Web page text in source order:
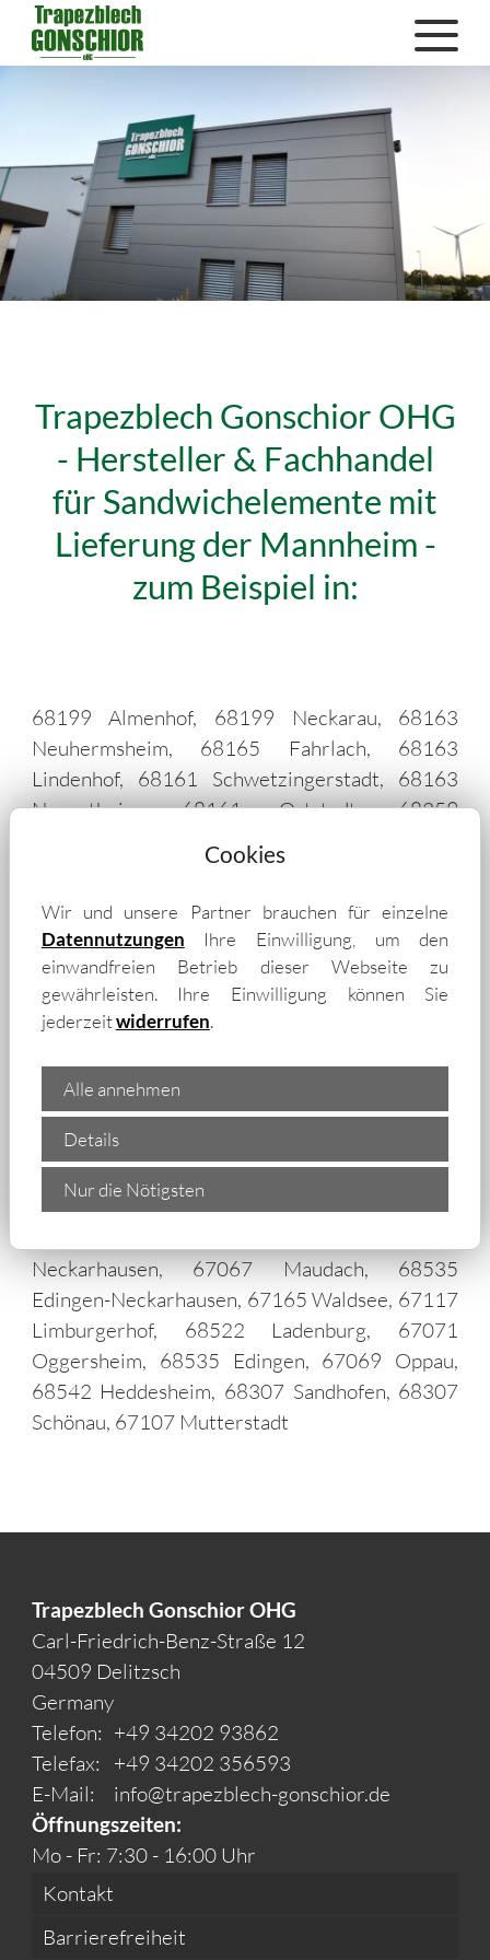
Trapezblech Gonschior OHG
- Hersteller & Fachhandel
für Sandwichelemente mit
Lieferung der Mannheim -
zum Beispiel in:
68199 Almenhof, 68199 Neckarau, 68163
Neuhermsheim, 68165 Fahrlach, 68163
Lindenhof, 68161 Schwetzingerstadt, 68163
Neuostheim, 68161 Oststadt, 68259
Feudenheim, 67078 Ludwigshafen am Rhein,
67122 Altrip, 67061 Süd, 68161 Innenstadt,
68169 Neckarstadt, 68159 Quadrate, 68163
Fabrikstation, 68305 Luzenberg, 68169
Industriehafen, 67059 Mitte, 68219 Rheinau,
68167 Wohlgelegen, 68159 Jungbusch, 67065
Mundenheim, 68159 Mühlauhafen, 68239
Rheingönheim, 67059 West, 68544 Ilvesheim,
68259 Wallstadt, 67141 Neuhofen, 67065
Gartenstadt, 68229 Friedrichsfeld, 68535 Neu-
Edingen, 68309 Vogelstang, 68776 Brühl,
68169 Friesenheimer Insel, 68305 Waldhof,
Neckarhausen, 67067 Maudach, 68535
Edingen-Neckarhausen, 67165 Waldsee, 67117
Limburgerhof, 68522 Ladenburg, 67071
Oggersheim, 68535 Edingen, 67069 Oppau,
68542 Heddesheim, 68307 Sandhofen, 68307
Schönau, 67107 Mutterstadt
Trapezblech Gonschior OHG
Carl-Friedrich-Benz-Straße 12
04509 Delitzsch
Germany
Telefon: +49 34202 93862
Telefax:
+49 34202 356593
E-Mail:
info@trapezblech-gonschior.de
Öffnungszeiten:
Mo - Fr: 7:30 - 16:00 Uhr
Kontakt
Barrierefreiheit
Cookies
Wir und unsere Partner brauchen für einzelne
Datennutzungen Ihre Einwilligung, um den
einwandfreien Betrieb dieser Webseite zu
gewährleisten. Ihre Einwilligung können Sie
jederzeitwiderrufen.
Alle annehmen
Details
Nur die Nötigsten